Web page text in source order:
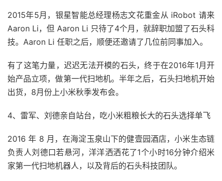
2015年5月，银星智能总经理杨志文花重金从 iRobot 请来
Aaron Li，但 Aaron Li 只待了4个月，就辞职加盟了石头科
技。Aaron Li 任职之后，顺便还邀请了几位前同事加入。
有了这笔力量，迟迟无法开模的石头，终于在2016年1月开
始产品立项，做第一代扫地机。半年之后，石头扫地机开始
出货，8月份上小米秋季发布会。
4、雷军、刘德亲自站台，吃小米粗粮长大的石头选择单飞
2016 年 8 月，在海淀玉泉山下的健壹园酒店，小米生态链
负责人刘德口若悬河，洋洋洒洒花了1个小时16分钟介绍米
家第一代扫地机器人，以及背后的石头科技团队。